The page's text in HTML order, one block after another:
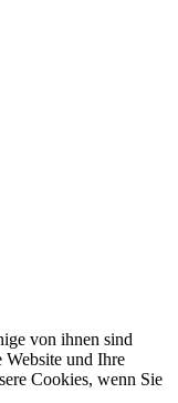
von ihnen sind
Website und Ihre
Cookies, wenn Sie